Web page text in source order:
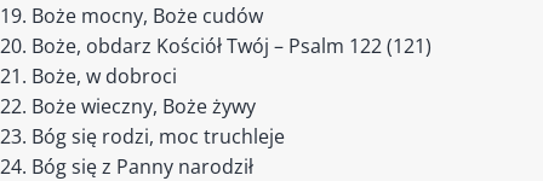
Boże mocny, Boże cudów
Boże, obdarz Kościół Twój – Psalm 122 (121)
Boże, w dobroci
Boże wieczny, Boże żywy
Bóg się rodzi, moc truchleje
Bóg się z Panny narodził